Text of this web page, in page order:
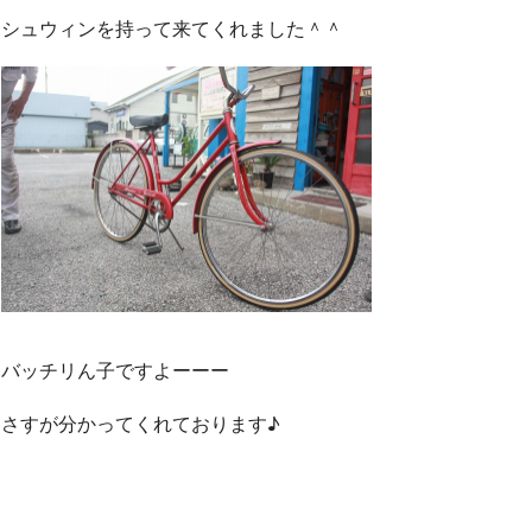
シュウィンを持って来てくれました＾＾
バッチリん子ですよーーー
さすが分かってくれております♪